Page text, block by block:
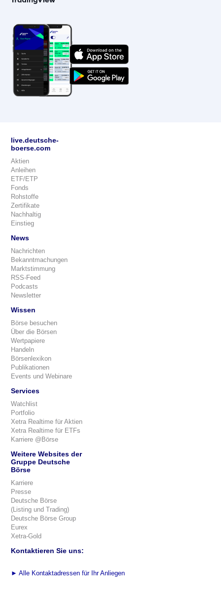
live.deutsche-
boerse.com
Aktien
Anleihen
ETF/ETP
Fonds
Rohstoffe
Zertifikate
Nachhaltig
Einstieg
News
Nachrichten
Bekanntmachungen
Marktstimmung
RSS-Feed
Podcasts
Newsletter
Wissen
Börse besuchen
Über die Börsen
Wertpapiere
Handeln
Börsenlexikon
Publikationen
Events und Webinare
Services
Watchlist
Portfolio
Xetra Realtime für Aktien
Xetra Realtime für ETFs
Karriere @Börse
Weitere Websites der
Gruppe Deutsche
Börse
Karriere
Presse
Deutsche Börse
(Listing und Trading)
Deutsche Börse Group
Eurex
Xetra-Gold
Kontaktieren Sie uns:
► Alle Kontaktadressen für Ihr Anliegen